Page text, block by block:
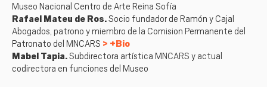
Museo Nacional Centro de Arte Reina Sofía
Rafael Mateu de Ros.Socio fundador de Ramón y Cajal
Abogados, patrono y miembro de la Comision Permanente del
Patronato del MNCARS
+Bio
Mabel Tapia.Subdirectora artística MNCARS y actual
codirectora en funciones del Museo